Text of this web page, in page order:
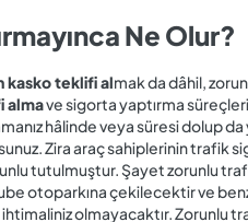
Ne Olur?
kasko teklifi almak da dâhil,
almave sigorta yaptırma
hâlinde veya süresi dolup
Zira araç sahiplerinin trafik
tutulmuştur. Şayet zorunlu
otoparkına çekilecektir ve
olmayacaktır. Zorunlu